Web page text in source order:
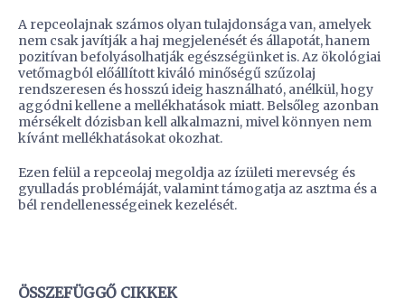
A repceolajnak számos olyan tulajdonsága van, amelyek
nem csak javítják a haj megjelenését és állapotát, hanem
pozitívan befolyásolhatják egészségünket is. Az ökológiai
vetőmagból előállított kiváló minőségű szűzolaj
rendszeresen és hosszú ideig használható, anélkül, hogy
aggódni kellene a mellékhatások miatt. Belsőleg azonban
mérsékelt dózisban kell alkalmazni, mivel könnyen nem
kívánt mellékhatásokat okozhat.
Ezen felül a repceolaj megoldja az ízületi merevség és
gyulladás problémáját, valamint támogatja az asztma és a
bél rendellenességeinek kezelését.
ÖSSZEFÜGGŐ CIKKEK